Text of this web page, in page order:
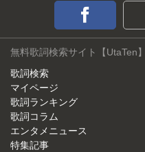
無料歌詞検索サイト【UtaTen】
歌詞検索
マイページ
歌詞ランキング
歌詞コラム
エンタメニュース
特集記事